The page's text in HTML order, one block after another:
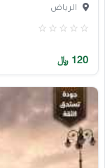
الرياض
120 ﷼